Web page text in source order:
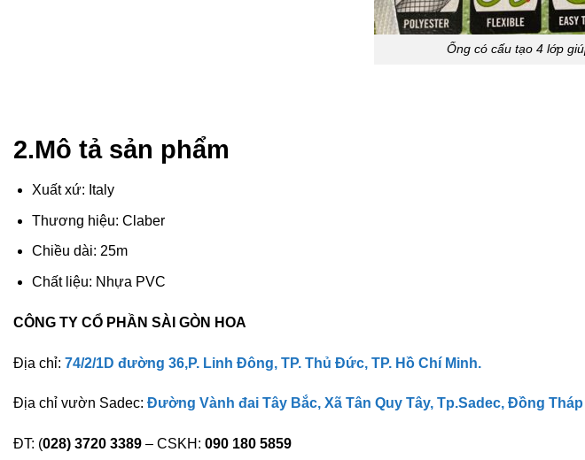
Ống có cấu tạo 4 lớp
2.Mô tả sản phẩm
Xuất xứ: Italy
Thương hiệu: Claber
Chiều dài: 25m
Chất liệu: Nhựa PVC
CÔNG TY CỔ PHẦN SÀI GÒN HOA
Địa chỉ: 74/2/1D đường 36,P. Linh Đông, TP. Thủ Đức, TP. Hồ Chí Minh.
Địa chỉ vườn Sadec: Đường Vành đai Tây Bắc, Xã Tân Quy Tây, Tp.Sadec, Đồng Tháp
ĐT: (028) 3720 3389 – CSKH: 090 180 5859